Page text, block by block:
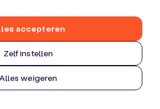
Zelf instellen
Alles weigeren
accepteren